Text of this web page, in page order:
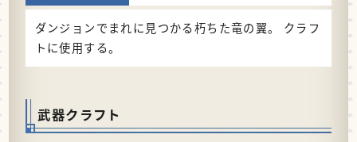
ダンジョンでまれに見つかる朽ちた竜の翼。 クラフ
トに使用する。
武器クラフト